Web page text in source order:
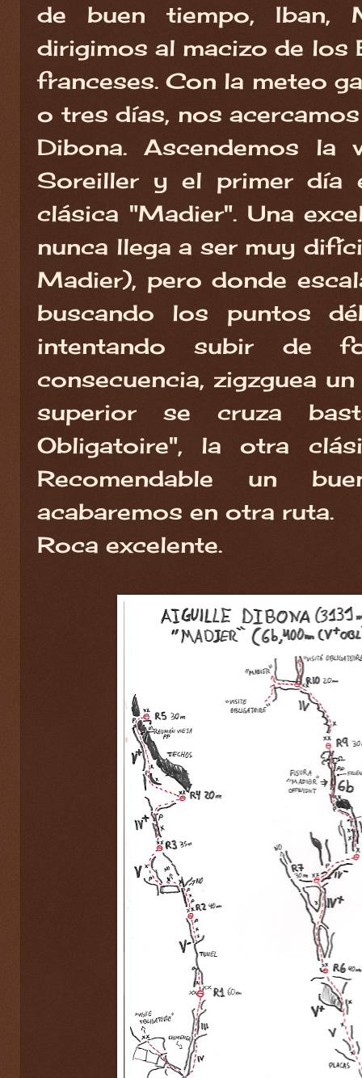
de buen tiempo,
dirigimos al macizo de los
franceses. Con la meteo
o tres días, nos
Dibona. Ascendemos la
Soreiller y el primer día
clásica "Madier". Una
nunca llega a ser muy
Madier), pero donde
buscando los puntos
intentando subir de
consecuencia, zigzguea
superior se cruza
Obligatoire", la otra
Recomendable un
acabaremos en otra ruta.
Roca excelente.